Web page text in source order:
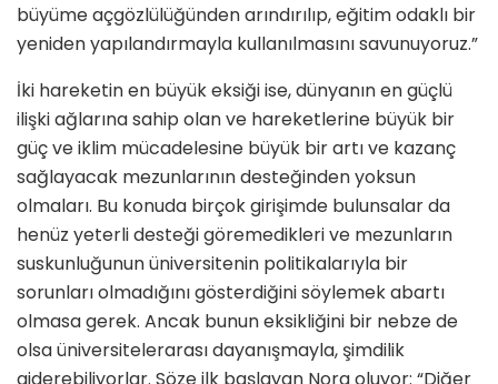
büyü­me açgözlülüğünden arındırılıp, eğitim odaklı bir
yeniden yapılandırmayla kul­lanılmasını savunuyoruz.”
İki hareketin en büyük eksiği ise, dün­yanın en güçlü
ilişki ağlarına sahip olan ve hareketlerine büyük bir
güç ve iklim mücadelesine büyük bir artı ve kazanç
sağlayacak mezunlarının desteğinden yoksun
olmaları. Bu konuda birçok girişimde bulunsalar da
henüz yeterli desteği göremedikleri ve mezunların
suskunluğunun üniversitenin politika­larıyla bir
sorunları olmadığını göster­diğini söylemek abartı
olmasa gerek. Ancak bunun eksikliğini bir nebze de
olsa üniversitelerarası dayanışmayla, şimdilik
giderebiliyorlar. Söze ilk baş­layan Nora oluyor: “Diğer